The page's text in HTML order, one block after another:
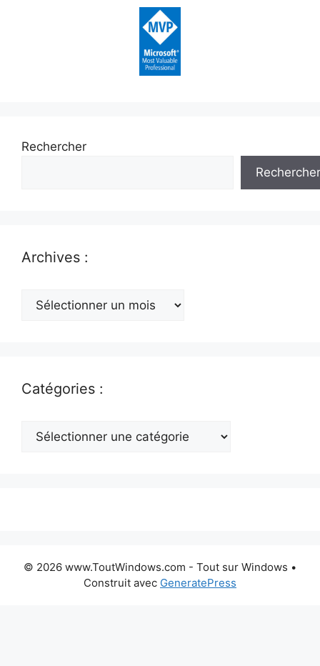
Rechercher
Rechercher
Archives :
Archives
Catégories :
Catégories
© 2026 www.ToutWindows.com - Tout sur Windows •
Construit avec GeneratePress